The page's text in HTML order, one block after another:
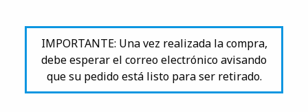
IMPORTANTE: Una vez realizada la compra,
debe esperar el correo electrónico avisando
que su pedido está listo para ser retirado.